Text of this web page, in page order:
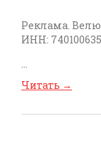
Реклама.
ИНН:
...
Читать →